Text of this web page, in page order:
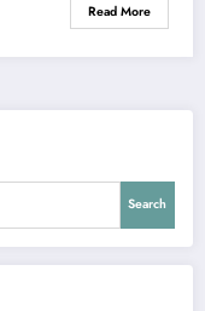
Read More
Search